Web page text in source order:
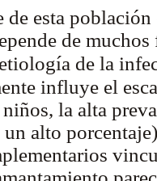
de esta
de
de la
influye el
la alta
alto